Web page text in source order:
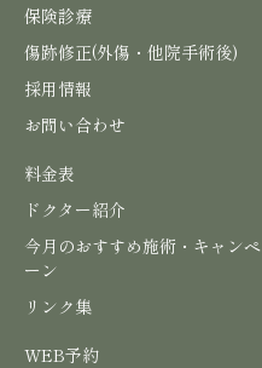
保険診療
傷跡修正(外傷・他院手術後)
採用情報
お問い合わせ
料金表
ドクター紹介
今月のおすすめ施術・キャンペ
ーン
リンク集
WEB予約